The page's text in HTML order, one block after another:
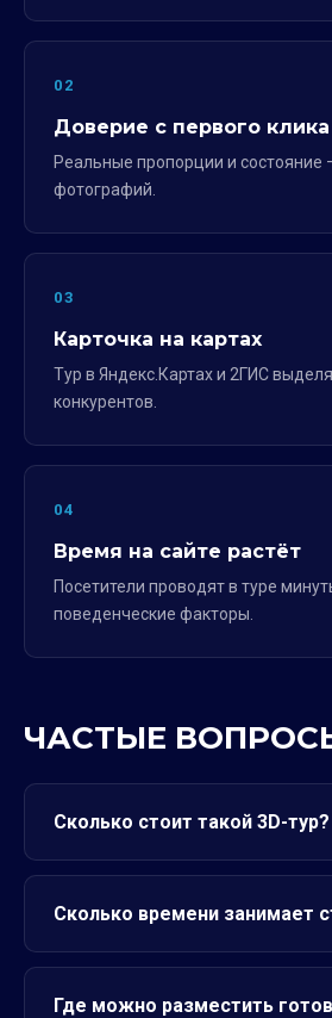
02
Доверие с первого клика
Реальные пропорции и
фотографий.
03
Карточка на картах
Тур в Яндекс.Картах и 2ГИС
конкурентов.
04
Время на сайте растёт
Посетители проводят в туре
поведенческие факторы.
ЧАСТЫЕ
Сколько стоит такой 3D-тур?
Сколько времени занимает
Где можно разместить